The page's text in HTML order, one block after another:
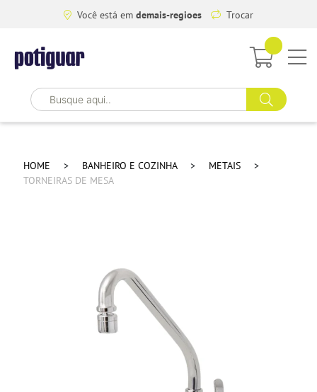
Você está em demais-regioes Trocar
HOME BANHEIRO E COZINHA
METAIS
TORNEIRAS DE MESA